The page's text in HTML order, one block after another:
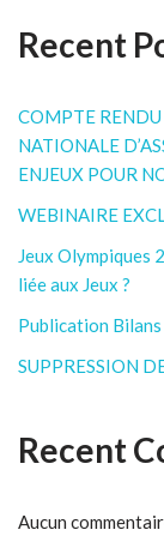
Recent
COMPTE RENDU
NATIONALE
ENJEUX POUR
WEBINAIRE
Jeux Olympiques
liée aux Jeux ?
Publication
SUPPRESSION
Recent
Aucun